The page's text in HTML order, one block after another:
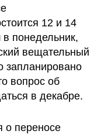
12 и 14
понедельник,
вещательный
запланировано
вопрос об
в декабре.
о переносе